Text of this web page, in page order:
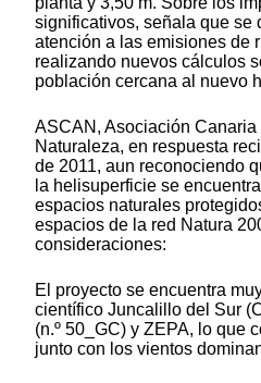
significativos, señala que se
atención a las emisiones de
realizando nuevos cálculos
población cercana al nuevo
ASCAN, Asociación
Naturaleza, en respuesta
de 2011, aun reconociendo
la helisuperficie se
espacios naturales
espacios de la red Natura
consideraciones:
El proyecto se encuentra
científico Juncalillo del Sur
(n.º 50_GC) y ZEPA, lo que
junto con los vientos